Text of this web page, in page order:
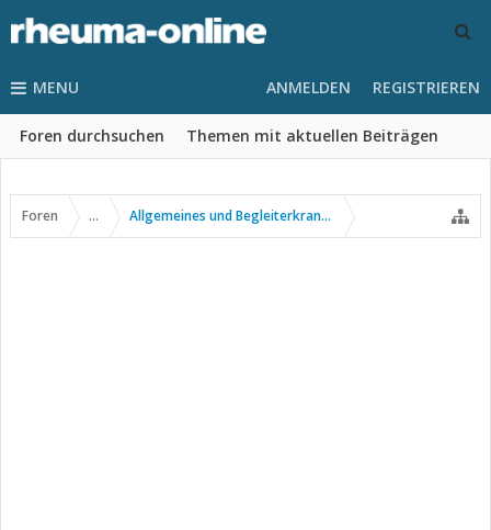
MENU
Foren durchsuchen Themen mit aktuellen Beiträgen
ANMELDEN REGISTRIEREN
Foren ... Allgemeines und Begleiterkrankungen